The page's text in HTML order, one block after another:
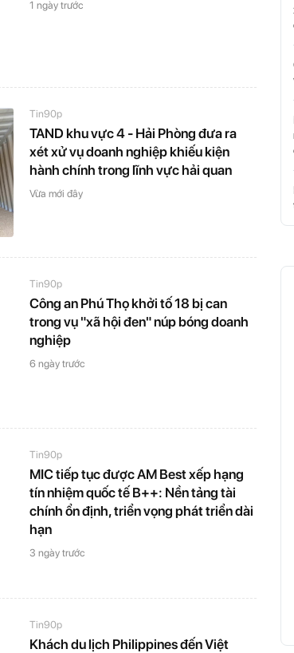
1 ngày trước
Tin90p
TAND khu vực 4 - Hải Phòng đưa ra
xét xử vụ doanh nghiệp khiếu kiện
hành chính trong lĩnh vực hải quan
Vừa mới đây
Tin90p
Công an Phú Thọ khởi tố 18 bị can
trong vụ "xã hội đen" núp bóng doanh
nghiệp
6 ngày trước
Tin90p
MIC tiếp tục được AM Best xếp hạng
tín nhiệm quốc tế B++: Nền tảng tài
chính ổn định, triển vọng phát triển dài
hạn
3 ngày trước
Tin90p
Khách du lịch Philippines đến Việt